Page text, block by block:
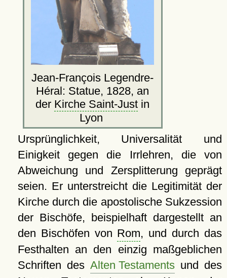
Jean-François Legendre-
Héral: Statue, 1828, an
der Kirche Saint-Just in
Lyon
Ursprünglichkeit, Universalität und
Einigkeit gegen die Irrlehren, die von
Abweichung und Zersplitterung geprägt
seien. Er unterstreicht die Legitimität der
Kirche durch die apostolische Sukzession
der Bischöfe, beispielhaft dargestellt an
den Bischöfen von Rom, und durch das
Festhalten an den einzig maßgeblichen
Schriften des Alten Testamentsund des